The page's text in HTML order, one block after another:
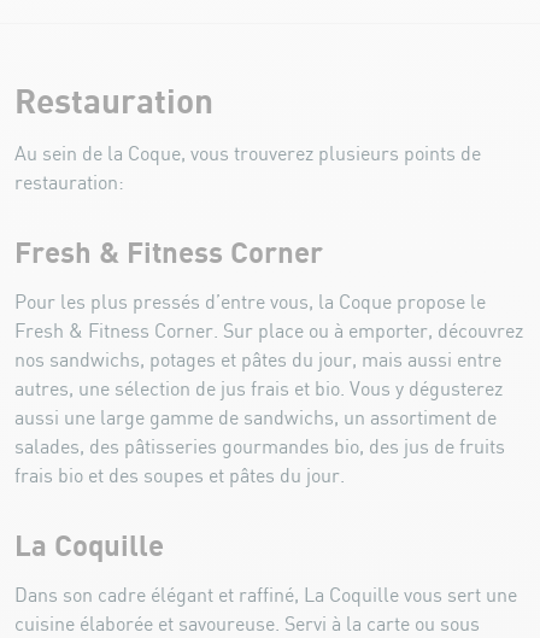
Restauration
Au sein de la Coque, vous trouverez plusieurs points de
restauration:
Fresh & Fitness Corner
Pour les plus pressés d’entre vous, la Coque propose le
Fresh & Fitness Corner. Sur place ou à emporter, découvrez
nos sandwichs, potages et pâtes du jour, mais aussi entre
autres, une sélection de jus frais et bio. Vous y dégusterez
aussi une large gamme de sandwichs, un assortiment de
salades, des pâtisseries gourmandes bio, des jus de fruits
frais bio et des soupes et pâtes du jour.
La Coquille
Dans son cadre élégant et raffiné, La Coquille vous sert une
cuisine élaborée et savoureuse. Servi à la carte ou sous